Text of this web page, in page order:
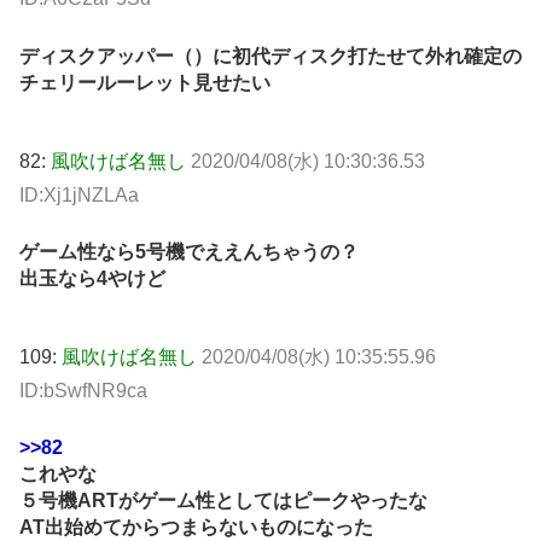
ディスクアッパー（）に初代ディスク打たせて外れ確定の
チェリールーレット見せたい
82: 風吹けば名無し 2020/04/08(水) 10:30:36.53
ID:Xj1jNZLAa
ゲーム性なら5号機でええんちゃうの？
出玉なら4やけど
109: 風吹けば名無し 2020/04/08(水) 10:35:55.96
ID:bSwfNR9ca
>>82
これやな
５号機ARTがゲーム性としてはピークやったな
AT出始めてからつまらないものになった